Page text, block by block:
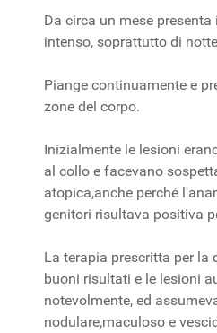
Da circa un mese
intenso, soprattutto di
Piange continuamente e
zone del corpo.
Inizialmente le lesioni
al collo e facevano
atopica,anche perché
genitori risultava positiva
La terapia prescritta per la
buoni risultati e le lesioni
notevolmente, ed
nodulare,maculoso e